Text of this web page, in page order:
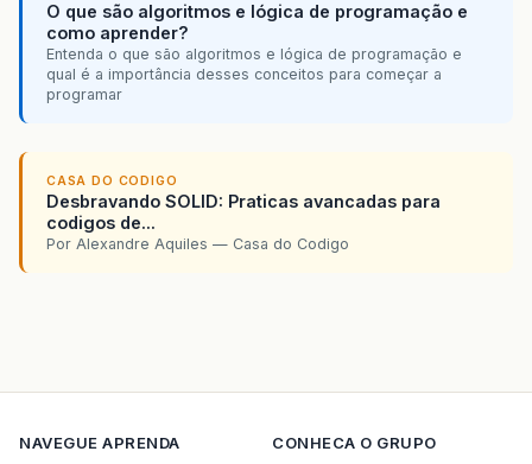
O que são algoritmos e lógica de programação e
como aprender?
Entenda o que são algoritmos e lógica de programação e
qual é a importância desses conceitos para começar a
programar
CASA DO CODIGO
Desbravando SOLID: Praticas avancadas para
codigos de...
Por Alexandre Aquiles — Casa do Codigo
NAVEGUE APRENDA
CONHECA O GRUPO